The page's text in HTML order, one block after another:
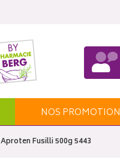
NOS PROMOTION
Aproten Fusilli 500g 5443